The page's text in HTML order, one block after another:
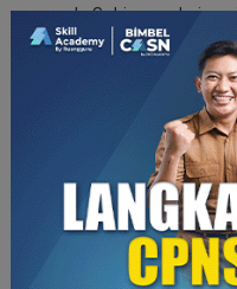
sampah. Sehingga dari
mampu tidak
masalah adalah
sendiri. Toko-toko
menaikan harga sesuai
telah mereka lakukan.
Oleh karena itu,
bergantung pada
masyarakat saling
situasi sosialnya.
ada toko-toko pakaian